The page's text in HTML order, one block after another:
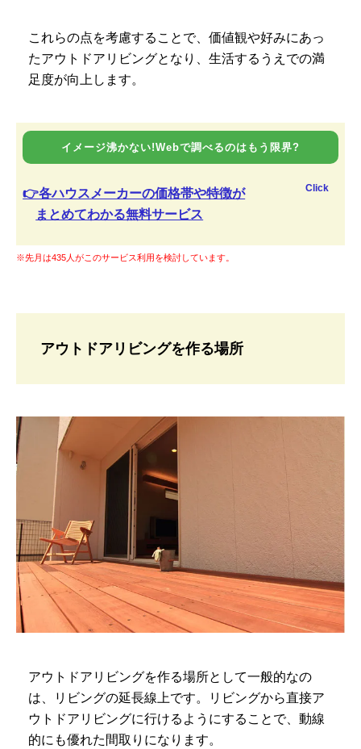
これらの点を考慮することで、価値観や好みにあっ
たアウトドアリビングとなり、生活するうえでの満
足度が向上します。
イメージ沸かない!Webで調べるのはもう限界?
👉各ハウスメーカーの価格帯や特徴が
まとめてわかる無料サービス
Click
※先月は435人がこのサービス利用を検討しています。
アウトドアリビングを作る場所
アウトドアリビングを作る場所として一般的なの
は、リビングの延長線上です。リビングから直接ア
ウトドアリビングに行けるようにすることで、動線
的にも優れた間取りになります。